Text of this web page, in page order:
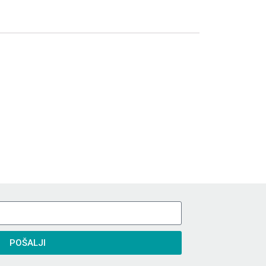
POŠALJI